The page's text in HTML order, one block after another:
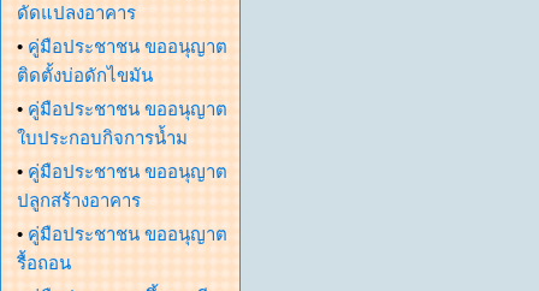
ดัดแปลงอาคาร
• คู่มือประชาชน ขออนุญาต
ติดตั้งบ่อดักไขมัน
• คู่มือประชาชน ขออนุญาต
ใบประกอบกิจการน้ำม
• คู่มือประชาชน ขออนุญาต
ปลูกสร้างอาคาร
• คู่มือประชาชน ขออนุญาต
รื้อถอน